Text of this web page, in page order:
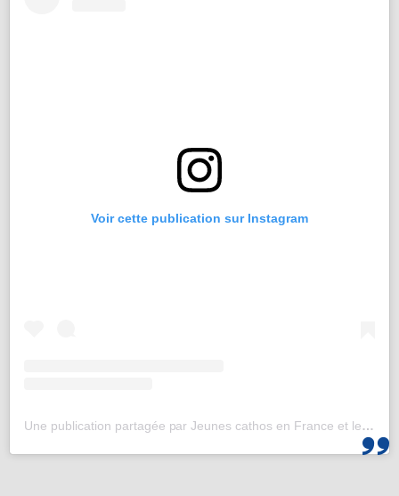
Voir cette publication sur Instagram
Une publication partagée par Jeunes cathos en France et les JMJ de Corée 2027 (@jeunescathos_fr)